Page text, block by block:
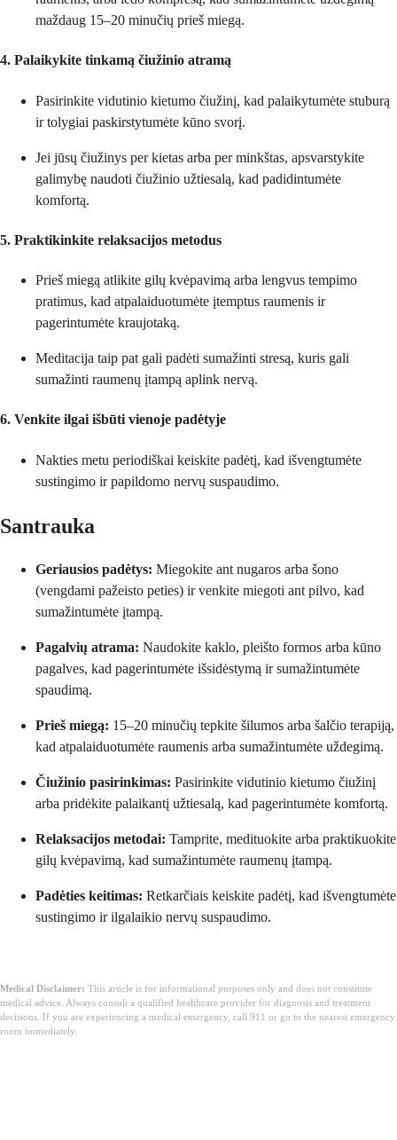
maždaug 15–20 minučių prieš miegą.
4. Palaikykite tinkamą čiužinio atramą
Pasirinkite vidutinio kietumo čiužinį, kad palaikytumėte stuburą
ir tolygiai paskirstytumėte kūno svorį.
Jei jūsų čiužinys per kietas arba per minkštas, apsvarstykite
galimybę naudoti čiužinio užtiesalą, kad padidintumėte
komfortą.
5. Praktikinkite relaksacijos metodus
Prieš miegą atlikite gilų kvėpavimą arba lengvus tempimo
pratimus, kad atpalaiduotumėte įtemptus raumenis ir
pagerintumėte kraujotaką.
Meditacija taip pat gali padėti sumažinti stresą, kuris gali
sumažinti raumenų įtampą aplink nervą.
6. Venkite ilgai išbūti vienoje padėtyje
Nakties metu periodiškai keiskite padėtį, kad išvengtumėte
sustingimo ir papildomo nervų suspaudimo.
Santrauka
Geriausios padėtys: Miegokite ant nugaros arba šono
(vengdami pažeisto peties) ir venkite miegoti ant pilvo, kad
sumažintumėte įtampą.
Pagalvių atrama: Naudokite kaklo, pleišto formos arba kūno
pagalves, kad pagerintumėte išsidėstymą ir sumažintumėte
spaudimą.
Prieš miegą: 15–20 minučių tepkite šilumos arba šalčio terapiją,
kad atpalaiduotumėte raumenis arba sumažintumėte uždegimą.
Čiužinio pasirinkimas: Pasirinkite vidutinio kietumo čiužinį
arba pridėkite palaikantį užtiesalą, kad pagerintumėte komfortą.
Relaksacijos metodai: Tamprite, medituokite arba praktikuokite
gilų kvėpavimą, kad sumažintumėte raumenų įtampą.
Padėties keitimas: Retkarčiais keiskite padėtį, kad išvengtumėte
sustingimo ir ilgalaikio nervų suspaudimo.
Medical Disclaimer: This article is for informational purposes only and does not constitute
medical advice. Always consult a qualified healthcare provider for diagnosis and treatment
decisions. If you are experiencing a medical emergency, call 911 or go to the nearest emergency
room immediately.